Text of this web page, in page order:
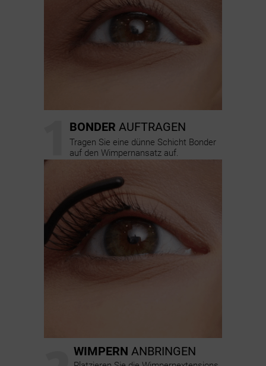
BONDER AUFTRAGEN
Tragen Sie eine dünne Schicht Bonder
auf den Wimpernansatz auf.
WIMPERN ANBRINGEN